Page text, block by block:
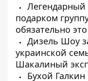
Легендарный
подарком
обязательно
Дизель Шоу
украинской
Шакалиный
Бухой